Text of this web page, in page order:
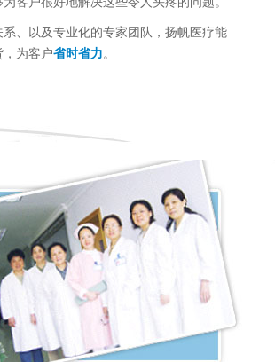
、以及专业化的专家团队，扬帆医疗能
，为客户省时省力 。